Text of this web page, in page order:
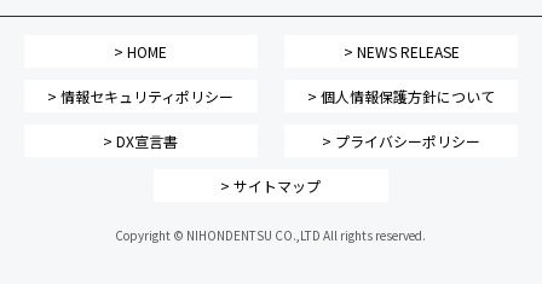
> HOME > NEWS RELEASE
> 情報セキュリティポリシー > 個人情報保護方針について
> DX宣言書 > プライバシーポリシー
> サイトマップ
Copyright © NIHONDENTSU CO.,LTD All rights reserved.